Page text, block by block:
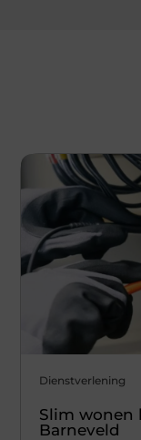
Dienstverlening
Slim wonen
Barneveld